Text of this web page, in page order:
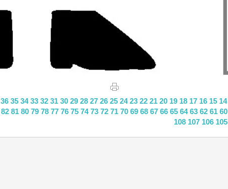
14
15
16
17
18
19
20
21
22
23
24
25
26
27
28
29
30
31
32
33
34
35
36
60
61
62
63
64
65
66
67
68
69
70
71
72
73
74
75
76
77
78
79
80
81
82
105
106
107
108